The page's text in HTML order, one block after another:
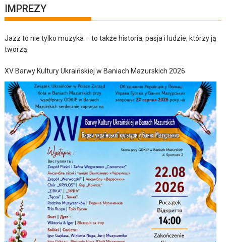
IMPREZY
Jazz to nie tylko muzyka – to także historia, pasja i ludzie, którzy ją
tworzą
XV Barwy Kultury Ukraińskiej w Baniach Mazurskich 2026